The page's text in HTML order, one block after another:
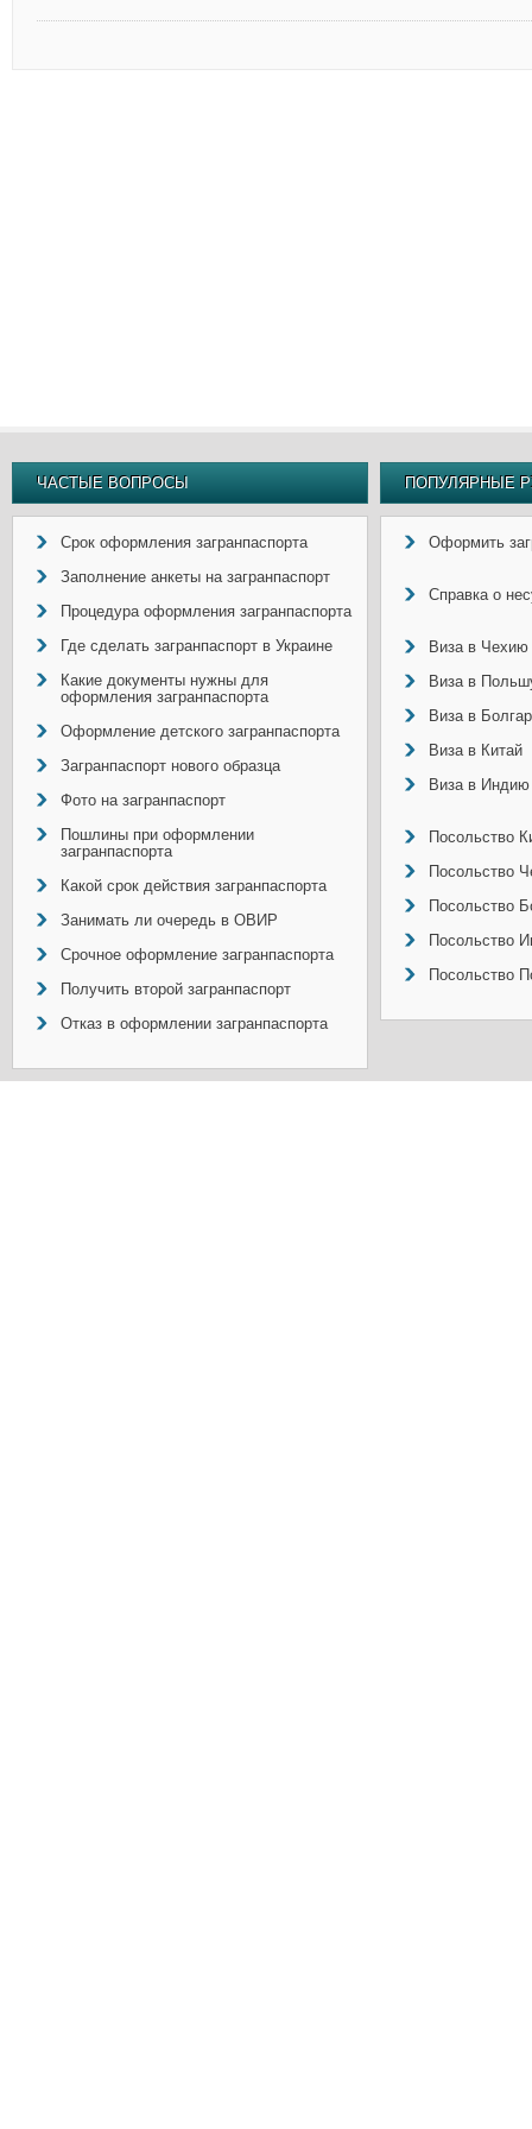
ЧАСТЫЕ ВОПРОСЫ
Срок оформления загранпаспорта
Заполнение анкеты на загранпаспорт
Процедура оформления загранпаспорта
Где сделать загранпаспорт в Украине
Какие документы нужны для
оформления загранпаспорта
Оформление детского загранпаспорта
Загранпаспорт нового образца
Фото на загранпаспорт
Пошлины при оформлении
загранпаспорта
Какой срок действия загранпаспорта
Занимать ли очередь в ОВИР
Срочное оформление загранпаспорта
Получить второй загранпаспорт
Отказ в оформлении загранпаспорта
ПОПУЛЯРНЫЕ
Оформить
Справка о
Виза в Чехию
Виза в
Виза в
Виза в Китай
Виза в Индию
Посольство
Посольство
Посольство
Посольство
Посольство